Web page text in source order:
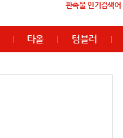
판촉물인기검색어
타올 텀블러